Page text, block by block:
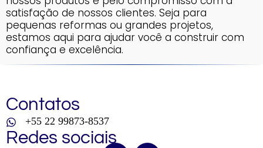
satisfação de nossos clientes. Seja para
pequenas reformas ou grandes projetos,
estamos aqui para ajudar você a construir com
confiança e excelência.
Contatos
+55 22 99873-8537
Redes sociais